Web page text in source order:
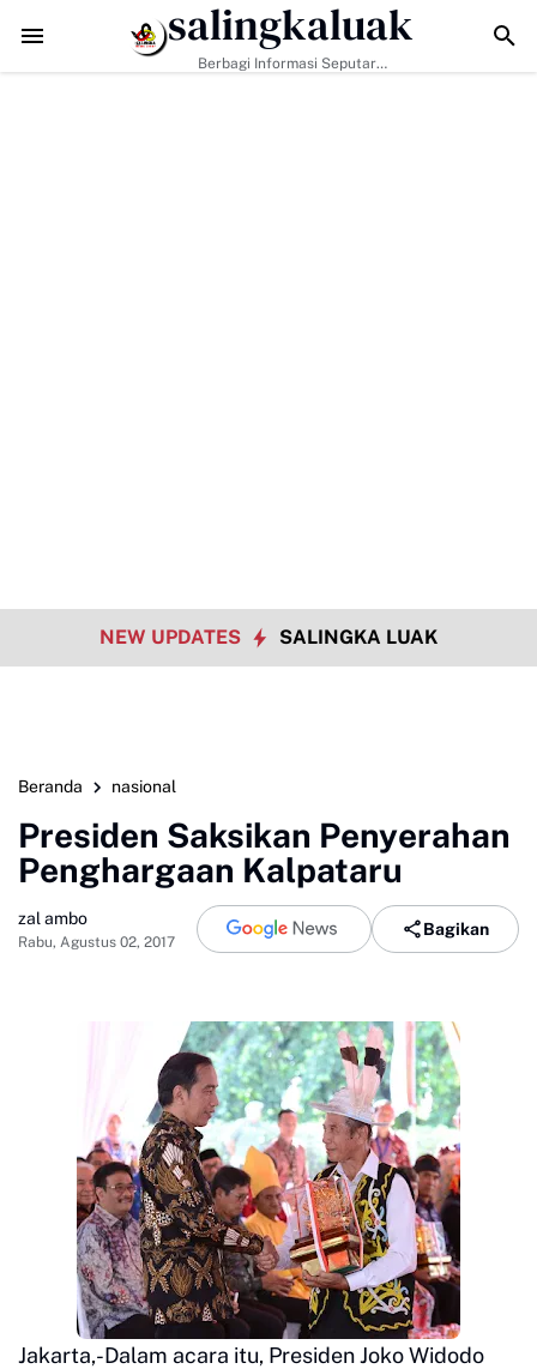
Hadapi Tantangan Era Digital, Arisal Aziz Ajak Masyarakat Perkuat
salingkaluak
Berbagi Informasi Seputar
NEW UPDATES SALINGKA LUAK
Beranda nasional
Presiden Saksikan Penyerahan
Penghargaan Kalpataru
zal ambo
Rabu, Agustus 02, 2017
Bagikan
Jakarta,-Dalam acara itu, Presiden Joko Widodo